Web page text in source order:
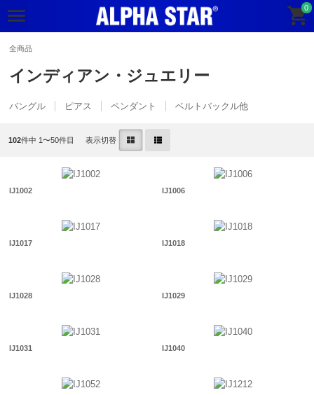
0
全商品
インディアン・ジュエリー
バングル ピアス ペンダント ベルトバックル他
102件中 1〜50件目 表示切替
IJ1002 IJ1006
IJ1017 IJ1018
IJ1028 IJ1029
IJ1031 IJ1040